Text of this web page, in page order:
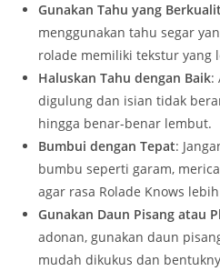
Gunakan Tahu yang
menggunakan tahu segar
rolade memiliki tekstur yang
Haluskan Tahu dengan Baik:
digulung dan isian tidak
hingga benar-benar lembut.
Bumbui dengan Tepat:
bumbu seperti garam,
agar rasa Rolade Knows
Gunakan Daun Pisang atau
adonan, gunakan daun
mudah dikukus dan